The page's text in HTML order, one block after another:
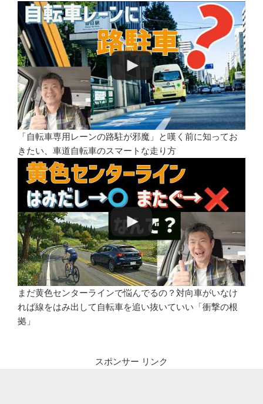
「自転車専用レーンの路駐が邪魔」と嘆く前に知ってお
きたい、車道自転車のスマートな走り方
まだ黄色センターラインで悩んでるの？対向車がいなけ
れば線をはみ出して自転車を追い抜いていい「衝撃の根
拠」
スポンサー リンク